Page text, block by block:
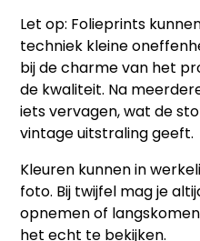
Let op: Folieprints
techniek kleine
bij de charme van het
de kwaliteit. Na
iets vervagen, wat de
vintage uitstraling geeft.
Kleuren kunnen in
foto. Bij twijfel mag je
opnemen of
het echt te bekijken.